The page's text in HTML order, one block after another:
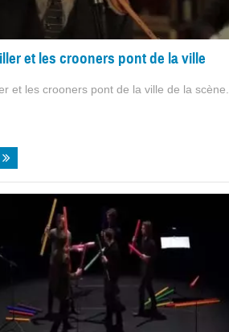
et les crooners pont de la ville
et les crooners pont de la ville de la scène.